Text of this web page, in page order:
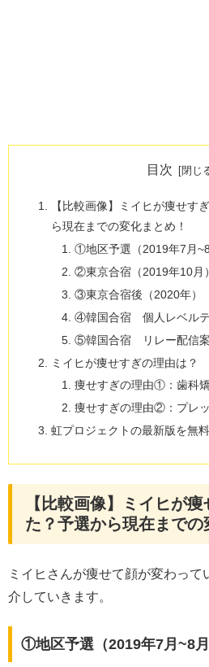
目次
【比較画像】ミイヒが痩せす
ら現在までの変化まとめ！
①地区予選（2019年7月~8
②東京合宿（2019年10月）
③東京合宿後（2020年）
④韓国合宿 個人レベルテ
⑤韓国合宿 リレー配信案
ミイヒが痩せすぎの理由は？
痩せすぎの理由①：歯科
痩せすぎの理由②：プレ
虹プロジェクトの最新版を無
【比較画像】ミイヒが
た？予選から現在までの
ミイヒさんが痩せて顔が変わって
介していきます。
①地区予選（2019年7月~8月